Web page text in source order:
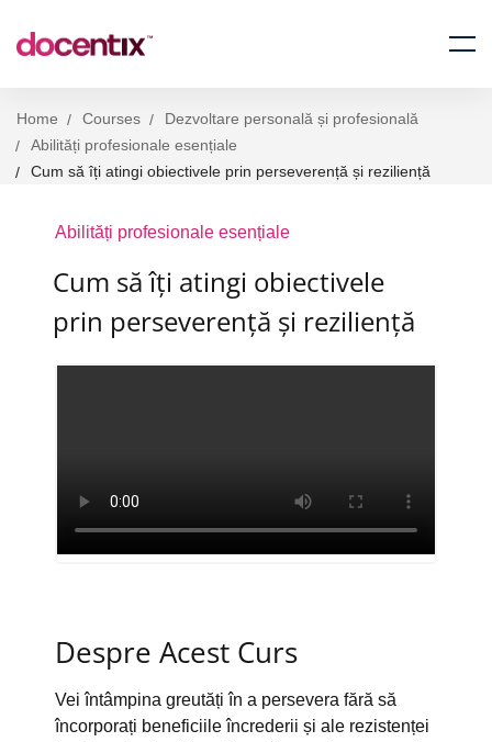
Home Courses
Dezvoltare personală și profesională
Abilități profesionale esențiale
Cum să îți atingi obiectivele prin perseverență și reziliență
Abilități profesionale esențiale
Cum să îți atingi obiectivele
prin perseverență și reziliență
Despre Acest Curs
Vei întâmpina greutăți în a persevera fără să
încorporați beneficiile încrederii și ale rezistenței